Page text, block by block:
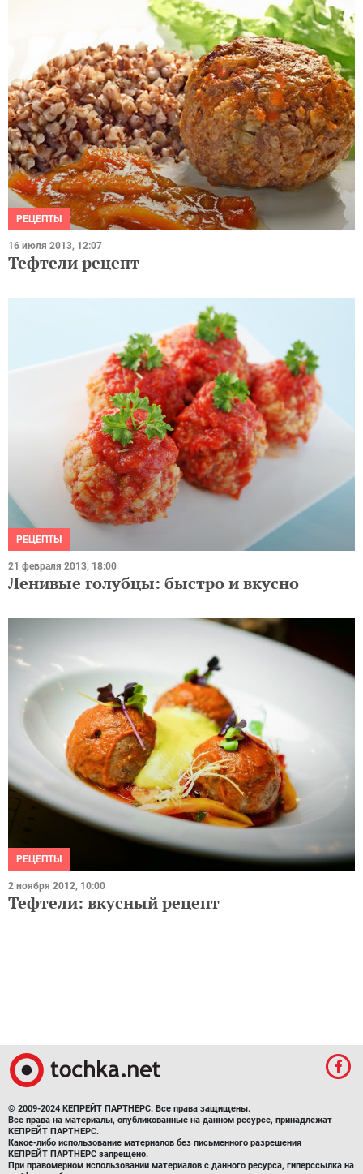
РЕЦЕПТЫ
16 июля 2013, 12:07
Тефтели рецепт
РЕЦЕПТЫ
21 февраля 2013, 18:00
Ленивые голубцы: быстро и вкусно
РЕЦЕПТЫ
2 ноября 2012, 10:00
Тефтели: вкусный рецепт
© 2009-2024 КЕПРЕЙТ ПАРТНЕРС. Все права защищены.
Все права на материалы, опубликованные на данном ресурсе, принадлежат
КЕПРЕЙТ ПАРТНЕРС.
Какое-либо использование материалов без письменного разрешения
КЕПРЕЙТ ПАРТНЕРС запрещено.
При правомерном использовании материалов с данного ресурса, гиперссылка на